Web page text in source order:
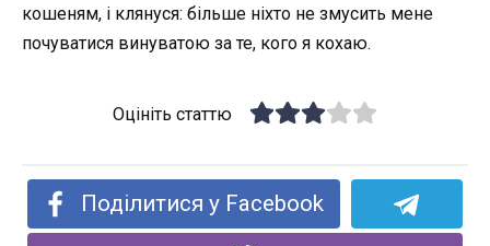
кошеням, і клянуся: більше ніхто не змусить мене
почуватися винуватою за те, кого я кохаю.
Оцініть статтю
Поділитися у Facebook